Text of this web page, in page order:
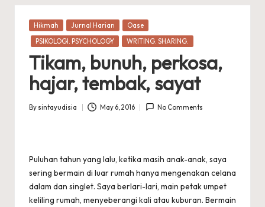
Posted
in
Hikmah Jurnal Harian
Oase
PSIKOLOGI. PSYCHOLOGY
WRITING. SHARING.
Tikam, bunuh, perkosa,
hajar, tembak, sayat
Posted
By sintayudisia May 6, 2016 No Comments
Puluhan tahun yang lalu, ketika masih anak-anak, saya
sering bermain di luar rumah hanya mengenakan celana
dalam dan singlet. Saya berlari-lari, main petak umpet
keliling rumah, menyeberangi kali atau kuburan. Bermain